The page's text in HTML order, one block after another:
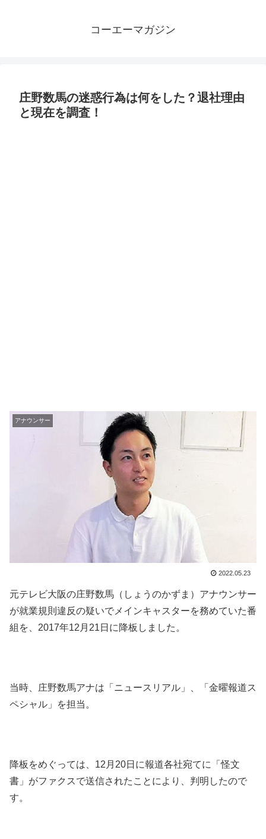
コーエーマガジン
庄野数馬の迷惑行為は何をした？退社理由
と現在を調査！
アナウンサー
2022.05.23
元テレビ大阪の庄野数馬（しょうのかずま）アナウンサー
が就業規則違反の疑いでメインキャスターを務めていた番
組を、2017年12月21日に降板しました。
当時、庄野数馬アナは「ニュースリアル」、「金曜報道ス
ペシャル」を担当。
降板をめぐっては、12月20日に報道各社宛てに「怪文
書」がファクスで送信されたことにより、判明したので
す。